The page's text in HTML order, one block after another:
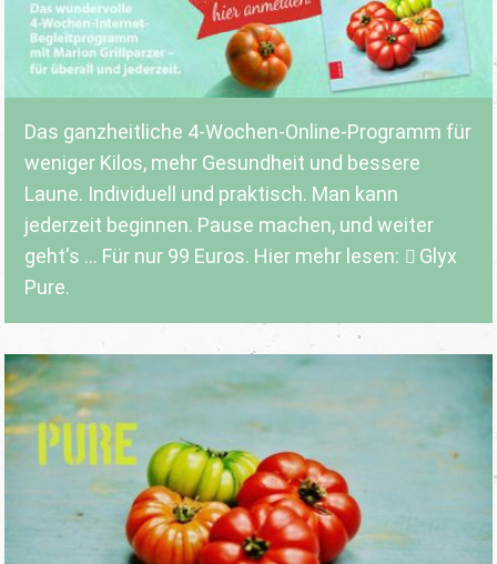
Das ganzheitliche 4-Wochen-Online-Programm für
weniger Kilos, mehr Gesundheit und bessere
Laune. Individuell und praktisch. Man kann
jederzeit beginnen. Pause machen, und weiter
geht's ... Für nur 99 Euros. Hier mehr lesen:
Glyx
Pure.